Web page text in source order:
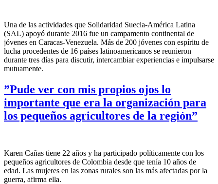
Una de las actividades que Solidaridad Suecia-América Latina
(SAL) apoyó durante 2016 fue un campamento continental de
jóvenes en Caracas-Venezuela. Más de 200 jóvenes con espíritu de
lucha procedentes de 16 países latinoamericanos se reunieron
durante tres días para discutir, intercambiar experiencias e impulsarse
mutuamente.
”Pude ver con mis propios ojos lo
importante que era la organización para
los pequeños agricultores de la región”
Karen Cañas tiene 22 años y ha participado políticamente con los
pequeños agricultores de Colombia desde que tenía 10 años de
edad. Las mujeres en las zonas rurales son las más afectadas por la
guerra, afirma ella.